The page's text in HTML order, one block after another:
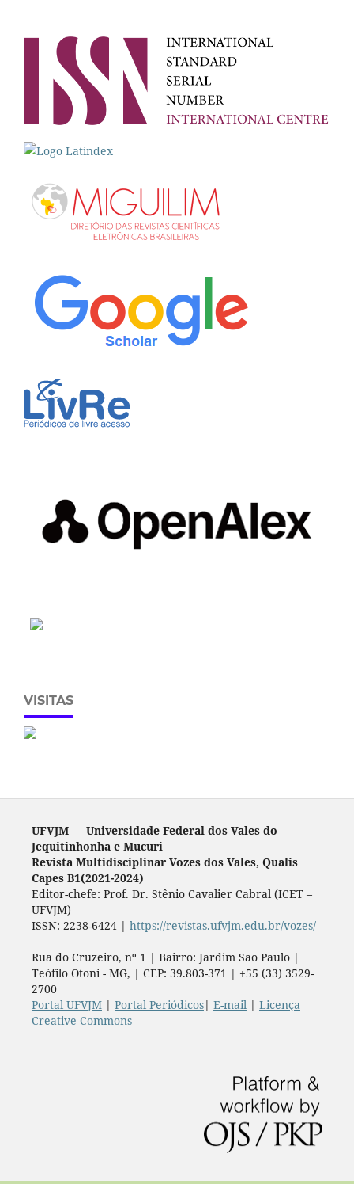
VISITAS
UFVJM — Universidade Federal dos Vales do
Jequitinhonha e Mucuri
Revista Multidisciplinar Vozes dos Vales, Qualis
Capes B1(2021-2024)
Editor-chefe: Prof. Dr. Stênio Cavalier Cabral (ICET –
UFVJM)
ISSN: 2238-6424 | https://revistas.ufvjm.edu.br/vozes/
Rua do Cruzeiro, nº 1 | Bairro: Jardim Sao Paulo |
Teófilo Otoni - MG, | CEP: 39.803-371 | +55 (33) 3529-
2700
Portal UFVJM| Portal Periódicos| E-mail | Licença
Creative Commons